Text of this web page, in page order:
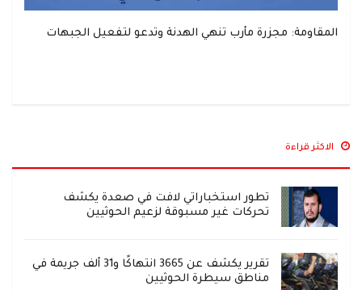
المقاومة: مجزرة مأرب تنهي الهدنة وتدعو لتفعيل الجبهات
الاكثر قراءة
تطور استخباراتي لافت في صعدة يكشف
تحركات غير مسبوقة لزعيم الحوثيين
تقرير يكشف عن 3665 انتهاكًا و31 ألف جريمة في
مناطق سيطرة الحوثيين